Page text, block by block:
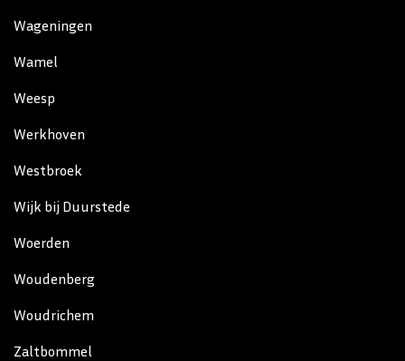
Wageningen
Wamel
Weesp
Werkhoven
Westbroek
Wijk bij Duurstede
Woerden
Woudenberg
Woudrichem
Zaltbommel